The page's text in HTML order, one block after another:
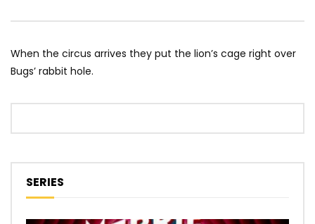
When the circus arrives they put the lion’s cage right over
Bugs’ rabbit hole.
SERIES